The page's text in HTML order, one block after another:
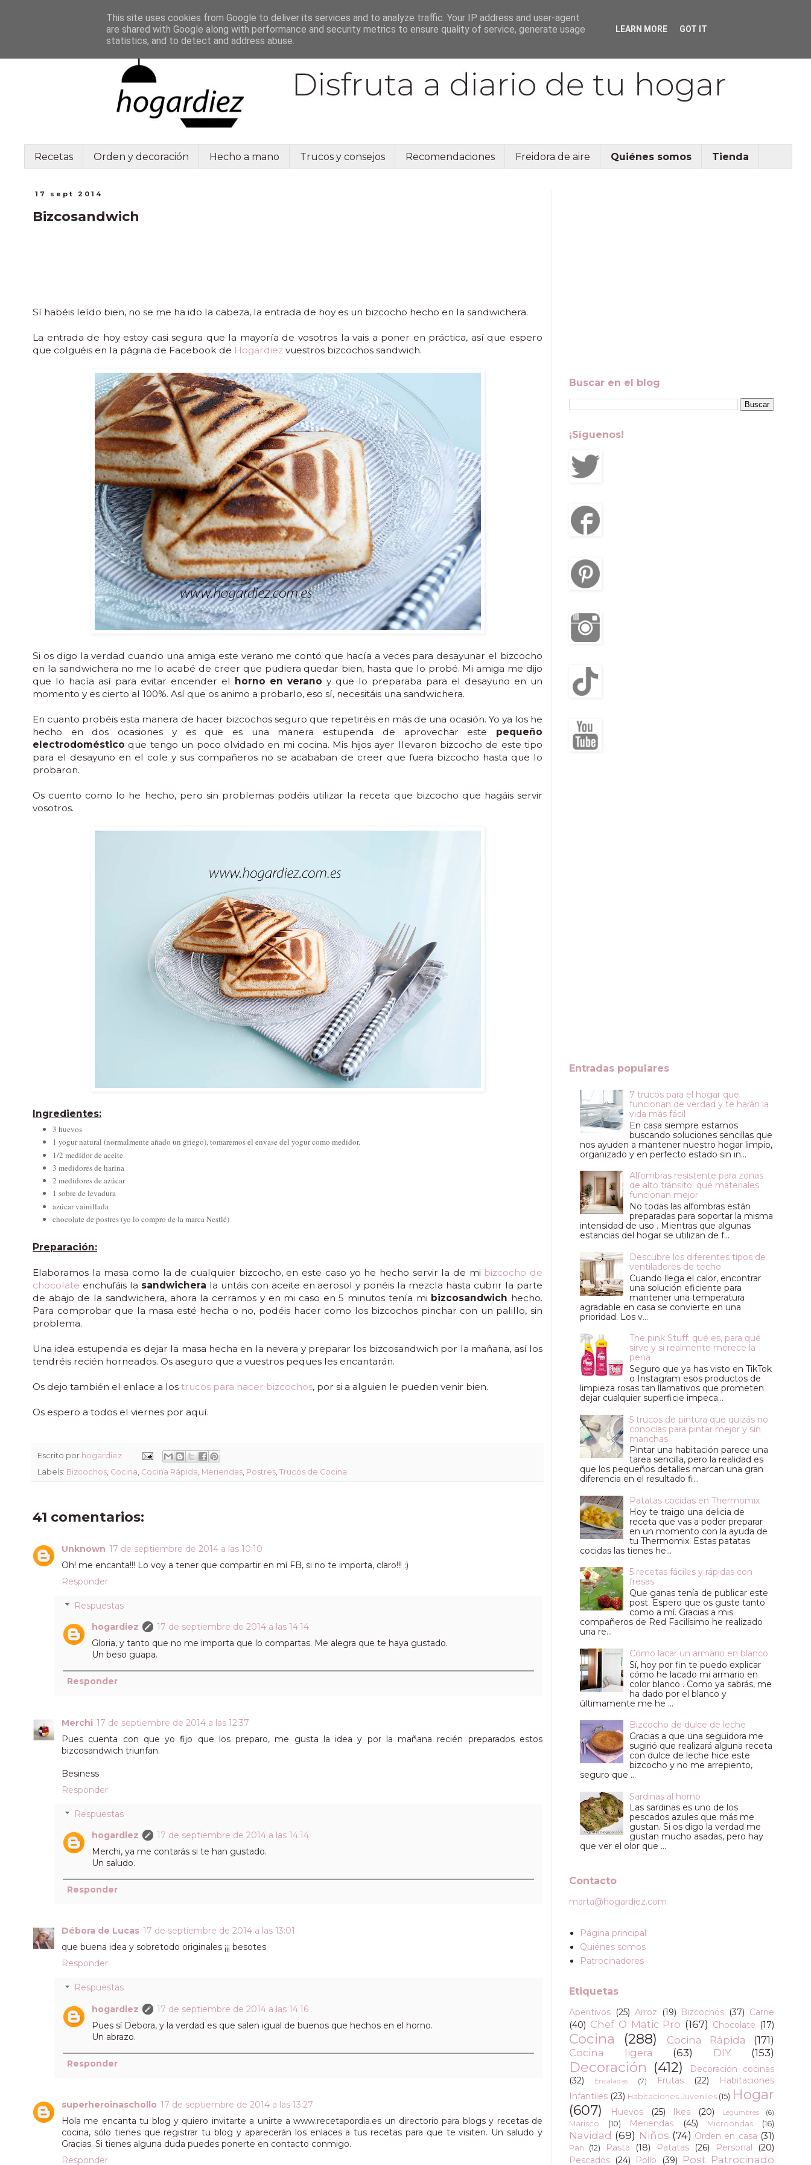
Recetas Orden y decoración Hecho a mano Trucos y consejos Recomendaciones Freidora de aire Quiénes somos Tienda
17 sept 2014
Bizcosandwich
Sí habéis leído bien, no se me ha ido la cabeza, la entrada de hoy es un bizcocho hecho en la sandwichera.
La entrada de hoy estoy casi segura que la mayoría de vosotros la vais a poner en práctica, así que espero
que colguéis en la página de Facebook de Hogardiez vuestros bizcochos sandwich.
Si os digo la verdad cuando una amiga este verano me contó que hacía a veces para desayunar el bizcocho
en la sandwichera no me lo acabé de creer que pudiera quedar bien, hasta que lo probé. Mi amiga me dijo
que lo hacía así para evitar encender el horno en verano y que lo preparaba para el desayuno en un
momento y es cierto al 100%. Así que os animo a probarlo, eso sí, necesitáis una sandwichera.
En cuanto probéis esta manera de hacer bizcochos seguro que repetiréis en más de una ocasión. Yo ya los he
hecho en dos ocasiones y es que es una manera estupenda de aprovechar este pequeño
electrodoméstico que tengo un poco olvidado en mi cocina. Mis hijos ayer llevaron bizcocho de este tipo
para el desayuno en el cole y sus compañeros no se acababan de creer que fuera bizcocho hasta que lo
probaron.
Os cuento como lo he hecho, pero sin problemas podéis utilizar la receta que bizcocho que hagáis servir
vosotros.
Ingredientes:
3 huevos
1 yogur natural (normalmente añado un griego), tomaremos el envase del yogur como medidor.
1/2 medidor de aceite
3 medidores de harina
2 medidores de azúcar
1 sobre de levadura
azúcar vainillada
chocolate de postres (yo lo compro de la marca Nestlé)
Preparación:
Elaboramos la masa como la de cualquier bizcocho, en este caso yo he hecho servir la de mi bizcocho de
chocolate enchufáis la sandwichera la untáis con aceite en aerosol y ponéis la mezcla hasta cubrir la parte
de abajo de la sandwichera, ahora la cerramos y en mi caso en 5 minutos tenía mi bizcosandwich hecho.
Para comprobar que la masa esté hecha o no, podéis hacer como los bizcochos pinchar con un palillo, sin
problema.
Una idea estupenda es dejar la masa hecha en la nevera y preparar los bizcosandwich por la mañana, así los
tendréis recién horneados. Os aseguro que a vuestros peques les encantarán.
Os dejo también el enlace a los trucos para hacer bizcochos, por si a alguien le pueden venir bien.
Os espero a todos el viernes por aquí.
Escrito por hogardiez
Labels: Bizcochos Cocina Cocina Rápida Meriendas Postres Trucos de Cocina
41 comentarios:
Unknown 17 de septiembre de 2014 a las 10:10
Oh! me encanta!!! Lo voy a tener que compartir en mí FB, si no te importa, claro!!! :)
Responder
Respuestas
hogardiez
17 de septiembre de 2014 a las 14:14
Gloria, y tanto que no me importa que lo compartas. Me alegra que te haya gustado.
Un beso guapa.
Responder
Merchi 17 de septiembre de 2014 a las 12:37
Pues cuenta con que yo fijo que los preparo, me gusta la idea y por la mañana recién preparados estos
bizcosandwich triunfan.
Besiness
Responder
Respuestas
hogardiez
17 de septiembre de 2014 a las 14:14
Merchi, ya me contarás si te han gustado.
Un saludo.
Responder
Débora de Lucas 17 de septiembre de 2014 a las 13:01
que buena idea y sobretodo originales ¡¡¡ besotes
Responder
Respuestas
hogardiez
17 de septiembre de 2014 a las 14:16
Pues sí Debora, y la verdad es que salen igual de buenos que hechos en el horno.
Un abrazo.
Responder
superheroinaschollo 17 de septiembre de 2014 a las 13:27
Hola me encanta tu blog y quiero invitarte a unirte a www.recetapordia.es un directorio para blogs y recetas de
cocina, sólo tienes que registrar tu blog y aparecerán los enlaces a tus recetas para que te visiten. Un saludo y
Gracias. Si tienes alguna duda puedes ponerte en contacto conmigo.
Responder
Buscar en el blog
¡Síguenos!
Entradas populares
7 trucos para el hogar que
funcionan de verdad y te harán la
vida más fácil
En casa siempre estamos
buscando soluciones sencillas que
nos ayuden a mantener nuestro hogar limpio,
organizado y en perfecto estado sin in...
Alfombras resistente para zonas
de alto tránsito: qué materiales
funcionan mejor
No todas las alfombras están
preparadas para soportar la misma
intensidad de uso . Mientras que algunas
estancias del hogar se utilizan de f...
Descubre los diferentes tipos de
ventiladores de techo
Cuando llega el calor, encontrar
una solución eficiente para
mantener una temperatura
agradable en casa se convierte en una
prioridad. Los v...
The pink Stuff: qué es, para qué
sirve y si realmente merece la
pena
Seguro que ya has visto en TikTok
o Instagram esos productos de
limpieza rosas tan llamativos que prometen
dejar cualquier superficie impeca...
5 trucos de pintura que quizás no
conocías para pintar mejor y sin
manchas
Pintar una habitación parece una
tarea sencilla, pero la realidad es
que los pequeños detalles marcan una gran
diferencia en el resultado fi...
Patatas cocidas en Thermomix
Hoy te traigo una delicia de
receta que vas a poder preparar
en un momento con la ayuda de
tu Thermomix. Estas patatas
cocidas las tienes he...
5 recetas fáciles y rápidas con
fresas
Que ganas tenía de publicar este
post. Espero que os guste tanto
como a mí. Gracias a mis
compañeros de Red Facilísimo he realizado
una re...
Cómo lacar un armario en blanco
Sí, hoy por fin te puedo explicar
cómo he lacado mi armario en
color blanco . Como ya sabrás, me
ha dado por el blanco y
últimamente me he ...
Bizcocho de dulce de leche
Gracias a que una seguidora me
sugirió que realizará alguna receta
con dulce de leche hice este
bizcocho y no me arrepiento,
seguro que ...
Sardinas al horno
Las sardinas es uno de los
pescados azules que más me
gustan. Si os digo la verdad me
gustan mucho asadas, pero hay
que ver el olor que ...
Contacto
marta@hogardiez.com
Página principal
Quiénes somos
Patrocinadores
Etiquetas
Aperitivos (25) Arroz (19) Bizcochos (37) Carne
(40) Chef O Matic Pro (167) Chocolate (17)
Cocina (288) Cocina Rápida
(171)
Cocina ligera
(63) DIY (153)
Decoración (412)
Decoración cocinas
(32)
Ensaladas (7) Frutas (22)
Habitaciones
Infantiles (23) Habitaciones Juveniles (15) Hogar
(607)
Huevos (25) Ikea (20) Legumbres (6)
Marisco (10) Meriendas (45) Microondas (16)
Navidad (69) Niños (74) Orden en casa (31)
Pan (12) Pasta (18) Patatas (26) Personal
(20)
Pescados (24) Pollo (39) Post Patrocinado
This site uses cookies from Google to deliver its services and to analyze traffic. Your IP address and user-agent
are shared with Google along with performance and security metrics to ensure quality of service, generate usage
statistics, and to detect and address abuse.
LEARN MORE GOT IT